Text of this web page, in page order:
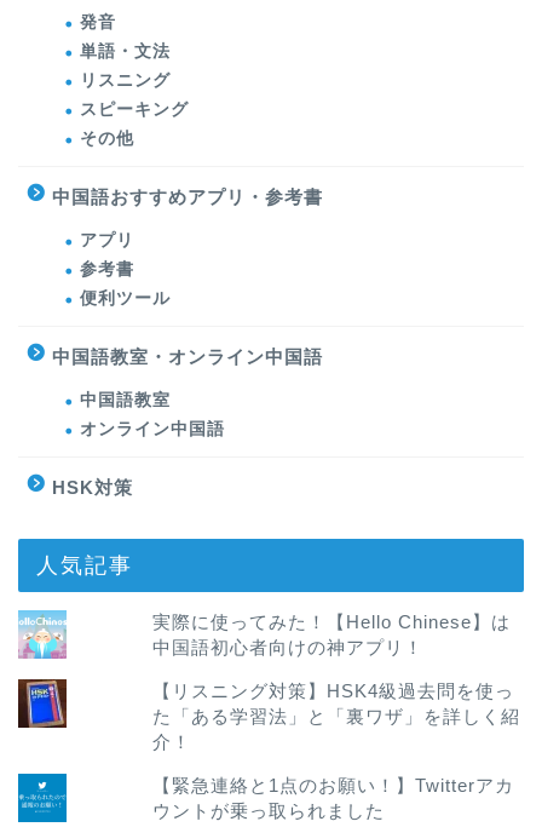
発音
単語・文法
リスニング
スピーキング
その他
中国語おすすめアプリ・参考書
アプリ
参考書
便利ツール
中国語教室・オンライン中国語
中国語教室
オンライン中国語
HSK対策
人気記事
実際に使ってみた！【Hello Chinese】は
中国語初心者向けの神アプリ！
【リスニング対策】HSK4級過去問を使っ
た「ある学習法」と「裏ワザ」を詳しく紹
介！
【緊急連絡と1点のお願い！】Twitterアカ
ウントが乗っ取られました